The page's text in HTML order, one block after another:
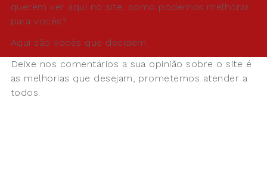
querem ver aqui no site, como podemos melhorar
para vocês?
Aqui são vocês que decidem.
Deixe nos comentários a sua opinião sobre o site é
as melhorias que desejam, prometemos atender a
todos.